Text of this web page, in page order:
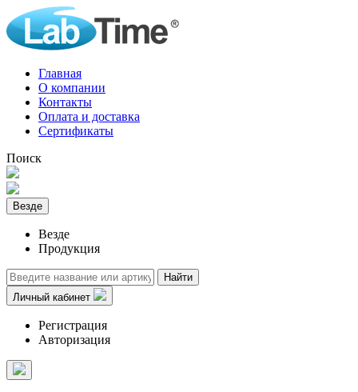
Главная
О компании
Контакты
Оплата и доставка
Сертификаты
Поиск
Везде
Везде
Продукция
Найти
Личный кабинет
Регистрация
Авторизация